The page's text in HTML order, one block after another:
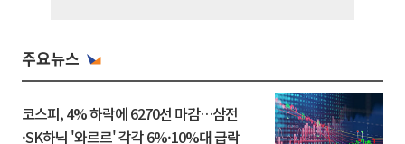
주요뉴스
코스피, 4% 하락에 6270선 마감…삼전
·SK하닉 '와르르' 각각 6%·10%대 급락